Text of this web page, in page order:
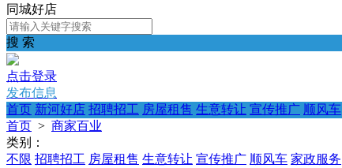
同城好店
搜 索
点击登录
发布信息
首页 新河好店 招聘招工 房屋租售 生意转让 宣传推广 顺风车
首页 > 商家百业
类别：
不限 招聘招工 房屋租售 生意转让 宣传推广 顺风车 家政服务